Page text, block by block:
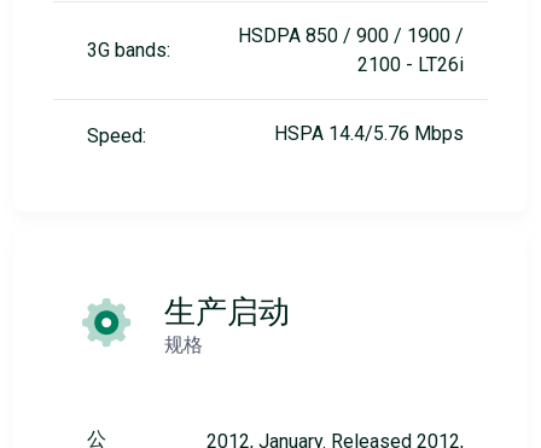
3G bands:
HSDPA 850 / 900 / 1900 /
2100 - LT26i
Speed: HSPA 14.4/5.76 Mbps
生产启动
规格
公
2012, January. Released 2012,